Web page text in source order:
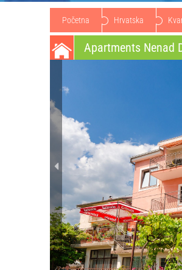
Početna Hrvatska
Apartments Nenad